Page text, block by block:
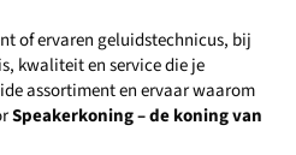
of ervaren geluidstechnicus, bij
kwaliteit en service die je
assortiment en ervaar waarom
Speakerkoning – de koning van